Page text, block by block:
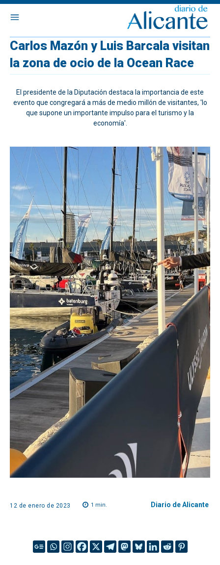
Carlos Mazón y Luis Barcala visitan
la zona de ocio de la Ocean Race
El presidente de la Diputación destaca la importancia de este
evento que congregará a más de medio millón de visitantes, 'lo
que supone un importante impulso para el turismo y la
economía'.
12 de enero de 2023 1 min. Diario de Alicante